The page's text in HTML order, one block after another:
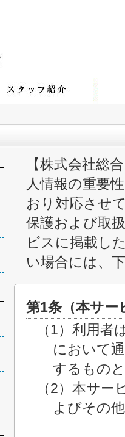
【株式会社総
人情報の重要
おり対応させ
保護および取
ビスに掲載し
い場合には、
第1条（本サー
（1）利用
において
するもの
（2）本サ
よびその